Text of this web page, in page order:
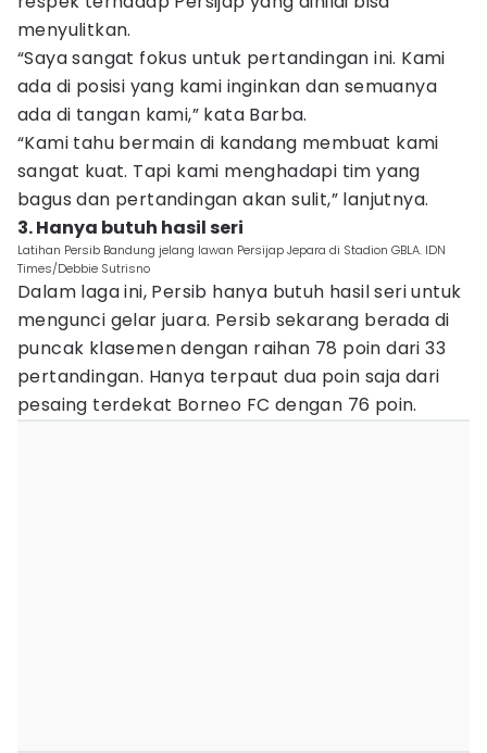
menyulitkan.
“Saya sangat fokus untuk pertandingan ini. Kami
ada di posisi yang kami inginkan dan semuanya
ada di tangan kami,” kata Barba.
“Kami tahu bermain di kandang membuat kami
sangat kuat. Tapi kami menghadapi tim yang
bagus dan pertandingan akan sulit,” lanjutnya.
3. Hanya butuh hasil seri
Latihan Persib Bandung jelang lawan Persijap Jepara di Stadion GBLA. IDN
Times/Debbie Sutrisno
Dalam laga ini, Persib hanya butuh hasil seri untuk
mengunci gelar juara. Persib sekarang berada di
puncak klasemen dengan raihan 78 poin dari 33
pertandingan. Hanya terpaut dua poin saja dari
pesaing terdekat Borneo FC dengan 76 poin.